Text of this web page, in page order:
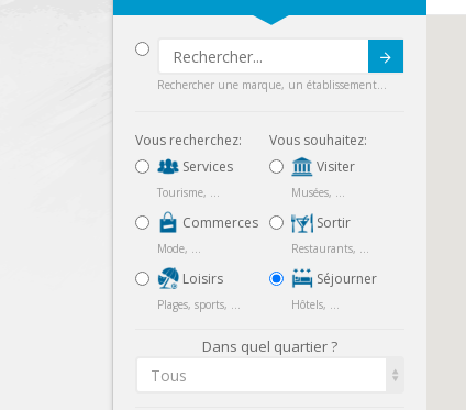
Rechercher une marque, un établissement...
Vous recherchez:
Services
Tourisme, ...
Commerces
Mode, ...
Loisirs
Plages, sports, ...
Vous souhaitez:
Visiter
Musées, ...
Sortir
Restaurants, ...
Séjourner
Hôtels, ...
Dans quel quartier ?
Tous